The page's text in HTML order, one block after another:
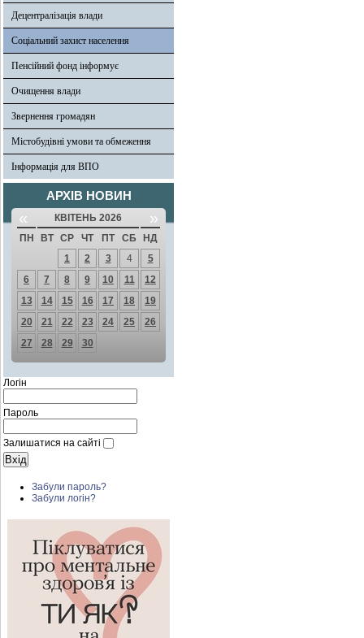
Децентралізація влади
Соціальний захист населення
Пенсійний фонд інформує
Очищення влади
Звернення громадян
Містобудівні умови та обмеження
Інформація для ВПО
АРХІВ НОВИН
« КВІТЕНЬ 2026 »
ПН ВТ СР ЧТ ПТ СБ
НД
1
2 3 4
5
6
7 8 9 10 11
12
13
14 15 16 17 18
19
20
21 22 23 24 25
26
27
28 29 30
Логін
Пароль
Залишатися на сайті
Забули пароль?
Забули логін?